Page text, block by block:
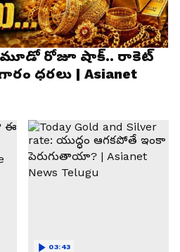
మూడో రోజూ షాక్.. రాకెట్
ధరలు | Asianet
03:43